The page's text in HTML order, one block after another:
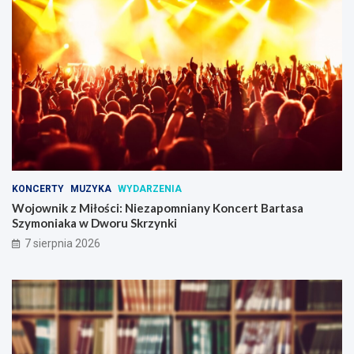
P
n
a
n
i
u
!
n
o
n
c
e
r
t
B
a
r
t
a
s
a
S
m
o
n
i
a
KONCERTY MUZYKA WYDARZENIA
Wojownik z Miłości: Niezapomniany Koncert Bartasa
Szymoniaka w Dworu Skrzynki
7 sierpnia 2026